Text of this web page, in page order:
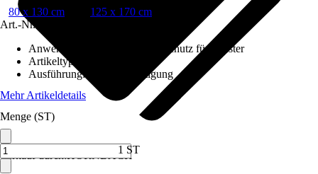
Verkauf durch:HORNBACH
80 x 130 cm
125 x 170 cm
Art.-Nr.
Anwendungsbereich
Insektenschutz für Fenster
Artikeltyp
Ausführung:
Klemmbefestigung
Mehr Artikeldetails
Menge (ST)
1 ST